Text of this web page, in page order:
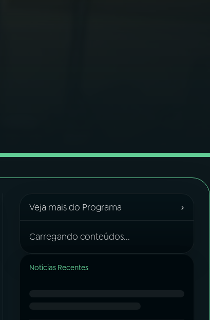
Veja mais do Programa ›
Carregando conteúdos...
Notícias Recentes